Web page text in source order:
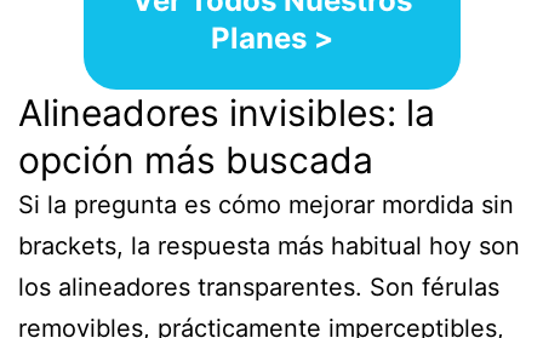
Planes >
Alineadores invisibles: la
opción más buscada
Si la pregunta es cómo mejorar mordida sin
brackets, la respuesta más habitual hoy son
los alineadores transparentes. Son férulas
removibles, prácticamente imperceptibles,